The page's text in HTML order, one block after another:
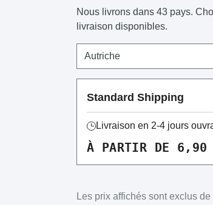
Nous livrons dans 43 pays.
livraison disponibles.
Standard Shipping
Livraison en 2-4 jours
À PARTIR DE 6,90
Les prix affichés sont exclus de